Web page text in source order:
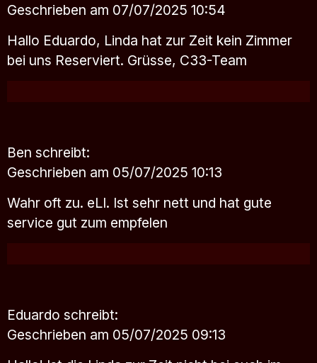
Geschrieben am 07/07/2025 10:54
Hallo Eduardo, Linda hat zur Zeit kein Zimmer
bei uns Reserviert. Grüsse, C33-Team
Ben schreibt:
Geschrieben am 05/07/2025 10:13
Wahr oft zu. eLI. Ist sehr nett und hat gute
service gut zum empfelen
Eduardo schreibt:
Geschrieben am 05/07/2025 09:13